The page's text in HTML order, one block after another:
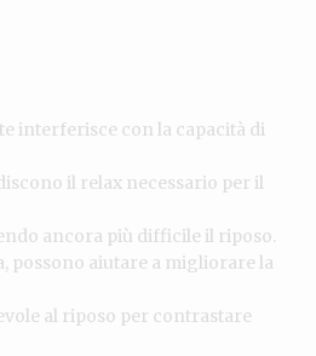
interferisce con la capacità di
il relax necessario per il
ancora più difficile il riposo.
possono aiutare a migliorare la
al riposo per contrastare